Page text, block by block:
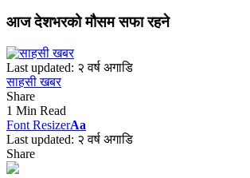
आज देशभरको मौसम सफा रहने
Last updated: २ वर्ष अगाडि
साहसी खबर
Share
1 Min Read
Font ResizerAa
Last updated: २ वर्ष अगाडि
Share